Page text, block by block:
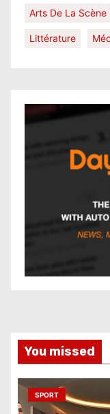
Arts De La Scène
Littérature
You missed
SPORT